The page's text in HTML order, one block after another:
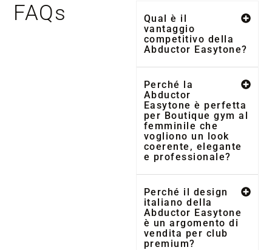
FAQs
Qual è il
vantaggio
competitivo della
Abductor Easytone?
Perché la
Abductor
Easytone è perfetta
per Boutique gym al
femminile che
vogliono un look
coerente, elegante
e professionale?
Perché il design
italiano della
Abductor Easytone
è un argomento di
vendita per club
premium?